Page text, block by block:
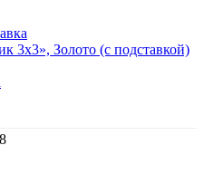
3х3», Золото (с подставкой)